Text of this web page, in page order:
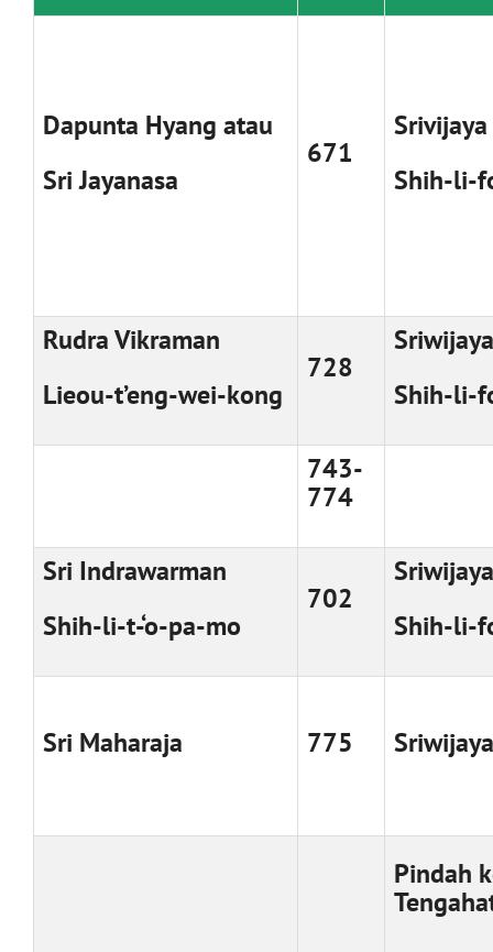
Dapunta Hyang atau
Sri Jayanasa
671
Srivijaya
Shih-li-
Rudra Vikraman
Lieou-t’eng-wei-kong
728
Sriwijaya
Shih-li-
743-
774
Sri Indrawarman
Shih-li-t-‘o-pa-mo
702
Sriwijaya
Shih-li-
Sri Maharaja 775 Sriwijaya
Pindah